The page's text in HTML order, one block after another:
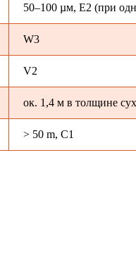
50–100 µм, E2 (при
W3
V2
ок. 1,4 м в толщине
> 50 m, C1